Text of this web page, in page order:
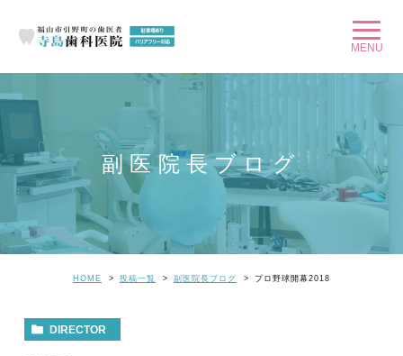
副医院長ブログ
HOME 投稿一覧 副医院長ブログ プロ野球開幕2018
DIRECTOR